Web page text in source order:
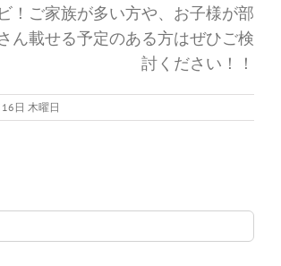
！ご家族が多い方や、お子様が部
ん載せる予定のある方はぜひご検
討ください！！
日 木曜日